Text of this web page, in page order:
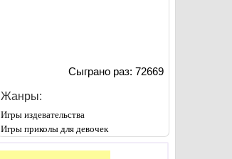
Сыграно раз: 72669
Жанры:
Игры издевательства
Игры приколы для девочек